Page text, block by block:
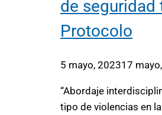
de seguridad
Protocolo
5 mayo, 202317
“Abordaje
tipo de violencias en